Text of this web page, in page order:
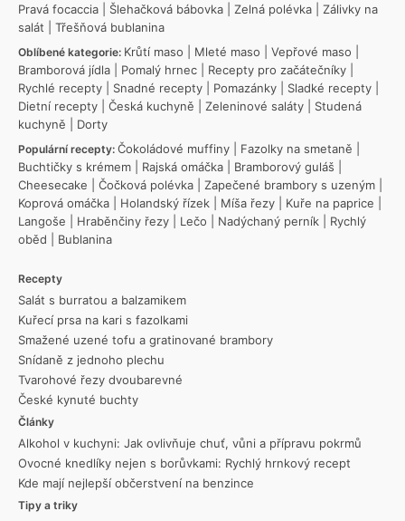
Pravá focaccia
Šlehačková bábovka Zelná polévka
Zálivky na
salát
Třešňová bublanina
Oblíbené kategorie: Krůtí maso Mleté maso Vepřové maso
Bramborová jídla
Pomalý hrnec Recepty pro začátečníky
Rychlé recepty
Snadné recepty Pomazánky Sladké recepty
Dietní recepty
Česká kuchyně Zeleninové saláty
Studená
kuchyně
Dorty
Populární recepty: Čokoládové muffiny Fazolky na smetaně
Buchtičky s krémem
Rajská omáčka Bramborový guláš
Cheesecake
Čočková polévka Zapečené brambory s uzeným
Koprová omáčka
Holandský řízek Míša řezy Kuře na paprice
Langoše
Hraběnčiny řezy Lečo Nadýchaný perník
Rychlý
oběd
Bublanina
Recepty
Salát s burratou a balzamikem
Kuřecí prsa na kari s fazolkami
Smažené uzené tofu a gratinované brambory
Snídaně z jednoho plechu
Tvarohové řezy dvoubarevné
České kynuté buchty
Články
Alkohol v kuchyni: Jak ovlivňuje chuť, vůni a přípravu pokrmů
Ovocné knedlíky nejen s borůvkami: Rychlý hrnkový recept
Kde mají nejlepší občerstvení na benzince
Tipy a triky